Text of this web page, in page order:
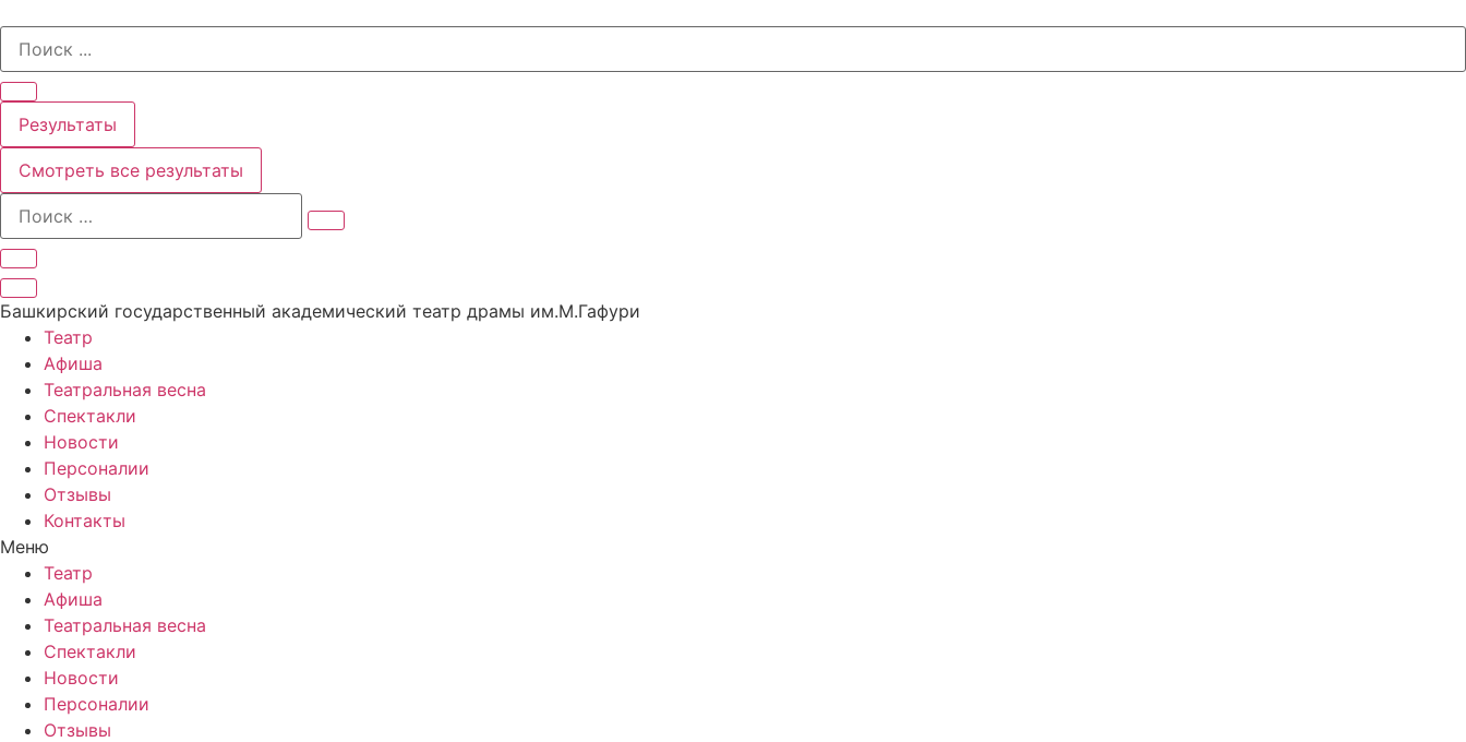
содержимому
Search
Результаты
Смотреть все результаты
Башкирский государственный академический театр драмы им.М.Гафури
Театр
Афиша
Театральная весна
Спектакли
Новости
Персоналии
Отзывы
Контакты
Меню
Театр
Афиша
Театральная весна
Спектакли
Новости
Персоналии
Отзывы